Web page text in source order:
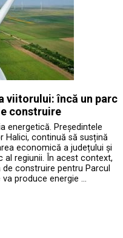
viitorului: încă un parc
construire
energetică. Președintele
Halici, continuă să susțină
economică a județului și
al regiunii. În acest context,
construire pentru Parcul
produce energie …